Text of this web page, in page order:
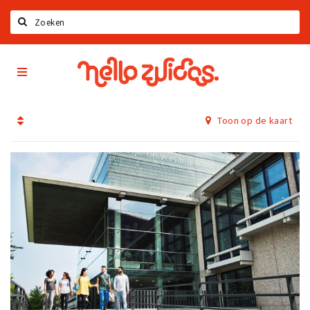
Home
Upcoming events
Restaurants
Bars
Hotels
Shops
Live
Hello
Zuidas
App
Toon op de kaart